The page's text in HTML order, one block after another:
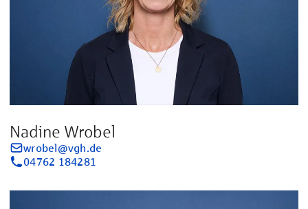
Nadine Wrobel
wrobel@vgh.de
04762 184281